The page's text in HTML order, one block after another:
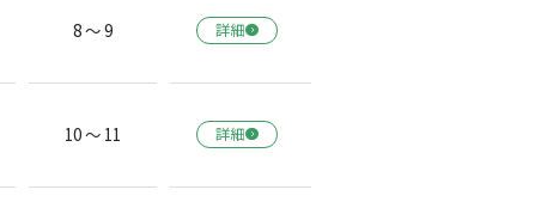
8 ～ 9 詳細
10 ～ 11 詳細